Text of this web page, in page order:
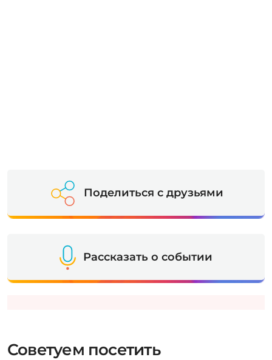
Поделиться с друзьями
Рассказать о событии
Советуем посетить